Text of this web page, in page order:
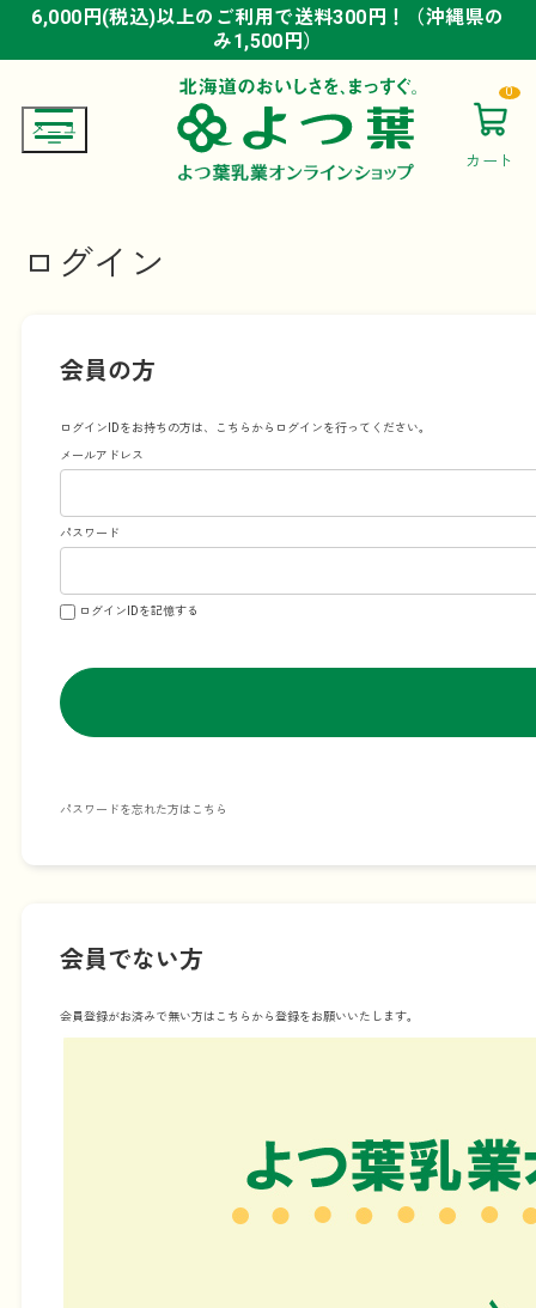
6,000円(税込)以上のご利用で送料300円！（沖縄県の
み1,500円）
6,000円(税込)以上のご利用で送料300円！（沖縄県の
み1,500円）
6,000円(税込)以上のご利用で送料300円！（沖縄県の
み1,500円）
カート
0
ログイン
会員の方
ログインIDをお持ちの方は、こちらからログインを行ってください。
メールアドレス
パスワード
ログインIDを記憶する
パスワードを忘れた方はこちら
会員でない方
会員登録がお済みで無い方はこちらから登録をお願いいたします。